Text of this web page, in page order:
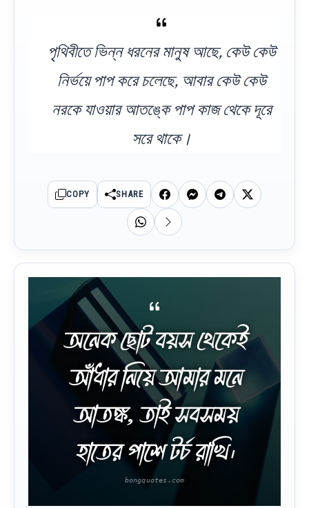
পৃথিবীতে ভিন্ন ধরনের মানুষ আছে, কেউ কেউ
নির্ভয়ে পাপ করে চলেছে, আবার কেউ কেউ
নরকে যাওয়ার আতঙ্কে পাপ কাজ থেকে দূরে
সরে থাকে।
COPY SHARE
অনেক ছোট বয়স থেকেই
আঁধার নিয়ে আমার মনে
আতঙ্ক, তাই সবসময়
হাতের পাশে টর্চ রাখি।